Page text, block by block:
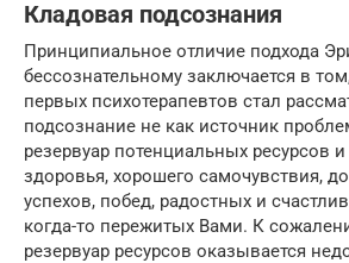
Кладовая подсознания
Принципиальное отличие подхода
бессознательному заключается в
первых психотерапевтов стал
подсознание не как источник
резервуар потенциальных ресурсов
здоровья, хорошего самочувствия,
успехов, побед, радостных и
когда-то пережитых Вами. К
резервуар ресурсов оказывается